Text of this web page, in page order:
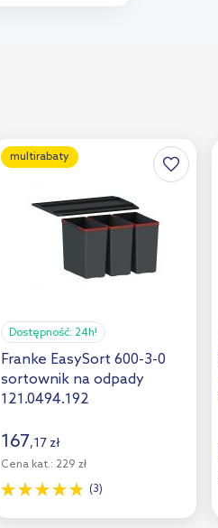
multirabaty
Dostępność: 24h!
Franke EasySort 600-3-0
sortownik na odpady
121.0494.192
167,17 zł
Cena kat.: 229 zł
(3)